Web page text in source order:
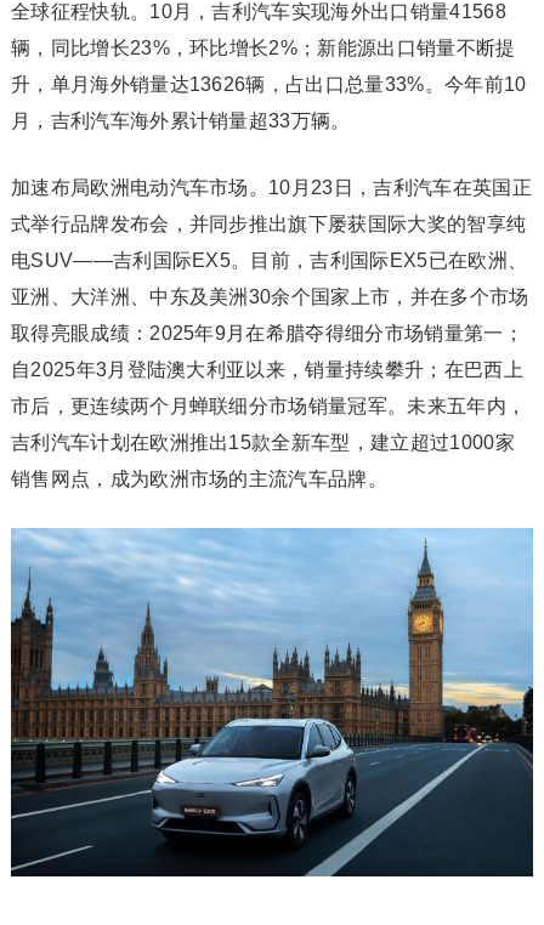
全球征程快轨。10月，吉利汽车实现海外出口销量41568
辆，同比增长23%，环比增长2%；新能源出口销量不断提
升，单月海外销量达13626辆，占出口总量33%。今年前10
月，吉利汽车海外累计销量超33万辆。
加速布局欧洲电动汽车市场。10月23日，吉利汽车在英国正
式举行品牌发布会，并同步推出旗下屡获国际大奖的智享纯
电SUV——吉利国际EX5。目前，吉利国际EX5已在欧洲、
亚洲、大洋洲、中东及美洲30余个国家上市，并在多个市场
取得亮眼成绩：2025年9月在希腊夺得细分市场销量第一；
自2025年3月登陆澳大利亚以来，销量持续攀升；在巴西上
市后，更连续两个月蝉联细分市场销量冠军。未来五年内，
吉利汽车计划在欧洲推出15款全新车型，建立超过1000家
销售网点，成为欧洲市场的主流汽车品牌。